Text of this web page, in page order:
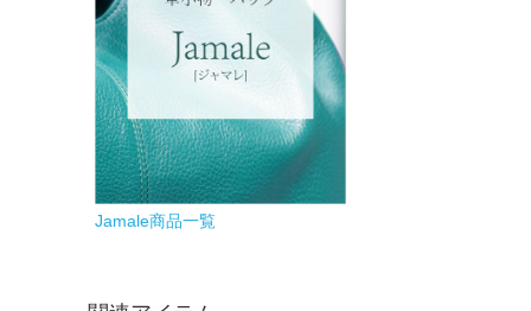
Jamale商品一覧